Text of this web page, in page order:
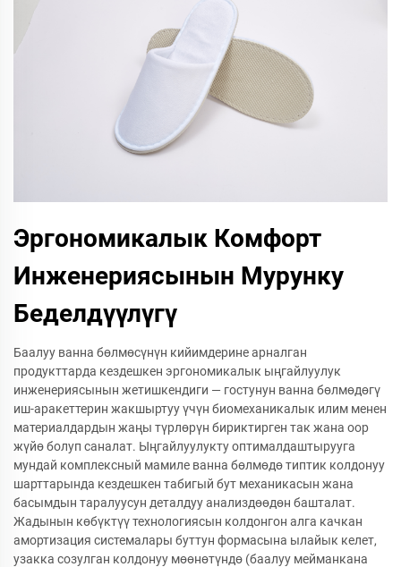
Эргономикалык Комфорт
Инженериясынын Мурунку
Беделдүүлүгү
Баалуу ванна бөлмөсүнүн кийимдерине арналган
продукттарда кездешкен эргономикалык ыңгайлуулук
инженериясынын жетишкендиги — гостунун ванна бөлмөдөгү
иш-аракеттерин жакшыртуу үчүн биомеханикалык илим менен
материалдардын жаңы түрлөрүн бириктирген так жана оор
жүйө болуп саналат. Ыңгайлуулукту оптималдаштырууга
мундай комплексный мамиле ванна бөлмөдө типтик колдонуу
шарттарында кездешкен табигый бут механикасын жана
басымдын таралуусун деталдуу анализдөөдөн башталат.
Жадынын көбүктүү технологиясын колдонгон алга качкан
амортизация системалары буттун формасына ылайык келет,
узакка созулган колдонуу мөөнөтүндө (баалуу мейманкана